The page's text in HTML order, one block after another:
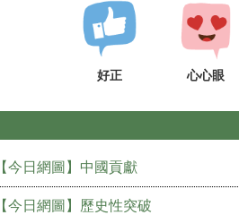
好正 心心眼
【今日網圖】中國貢獻
【今日網圖】歷史性突破